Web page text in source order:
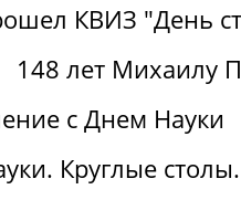
КВИЗ "День
148 лет Михаилу
с Днем Науки
Круглые столы.